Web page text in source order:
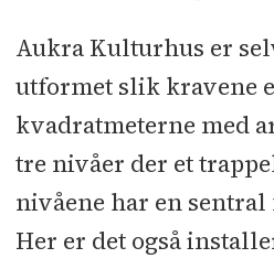
Aukra Kulturhus er
utformet slik kravene
kvadratmeterne med
tre nivåer der et
nivåene har en
Her er det også